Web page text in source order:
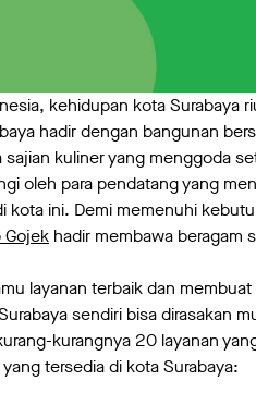
kehidupan kota Surabaya
hadir dengan bangunan
kuliner yang menggoda
oleh para pendatang yang
ini. Demi memenuhi
Gojek hadir membawa beragam
layanan terbaik dan
sendiri bisa dirasakan
kurangnya 20 layanan
tersedia di kota Surabaya: